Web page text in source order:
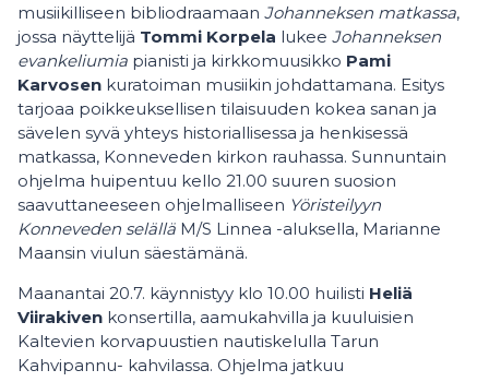
musiikilliseen bibliodraamaan Johanneksen matkassa,
jossa näyttelijä Tommi Korpela lukee Johanneksen
evankeliumia pianisti ja kirkkomuusikko Pami
Karvosen kuratoiman musiikin johdattamana. Esitys
tarjoaa poikkeuksellisen tilaisuuden kokea sanan ja
sävelen syvä yhteys historiallisessa ja henkisessä
matkassa, Konneveden kirkon rauhassa. Sunnuntain
ohjelma huipentuu kello 21.00 suuren suosion
saavuttaneeseen ohjelmalliseen Yöristeilyyn
Konneveden selällä M/S Linnea -aluksella, Marianne
Maansin viulun säestämänä.
Maanantai 20.7. käynnistyy klo 10.00 huilisti Heliä
Viirakiven konsertilla, aamukahvilla ja kuuluisien
Kaltevien korvapuustien nautiskelulla Tarun
Kahvipannu- kahvilassa. Ohjelma jatkuu